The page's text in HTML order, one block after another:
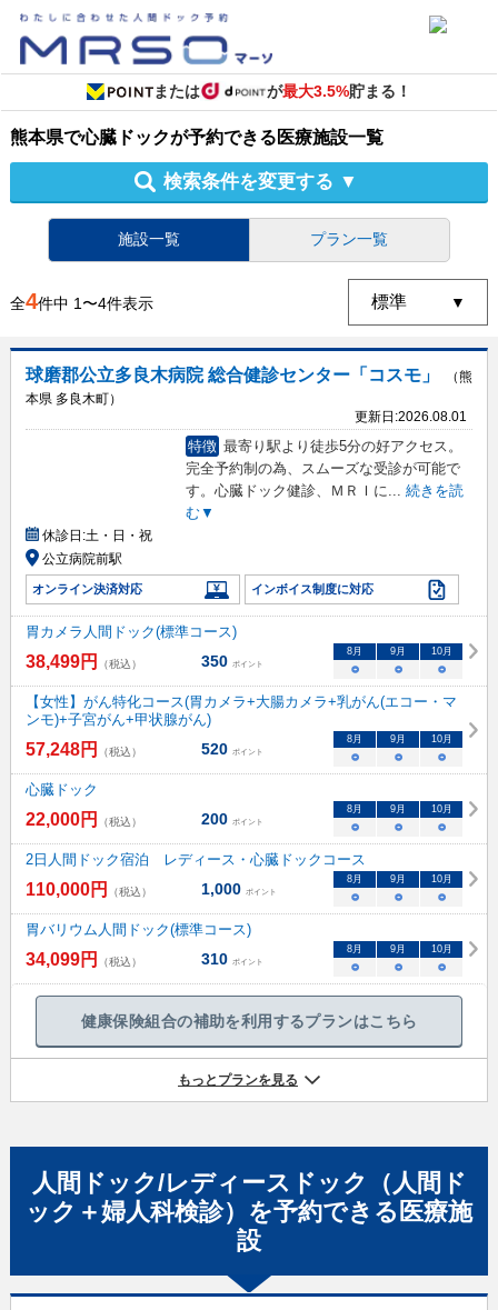
または が最大3.5%貯まる！
熊本県で心臓ドックが予約できる医療施設一覧
検索条件を変更する ▼
施設一覧 プラン一覧
全4件中 1〜4件表示
球磨郡公立多良木病院 総合健診センター「コスモ」
（熊
本県 多良木町）
更新日:2026.08.01
特徴 最寄り駅より徒歩5分の好アクセス。
完全予約制の為、スムーズな受診が可能で
す。心臓ドック健診、ＭＲＩに... 続きを読
む▼
休診日:土・日・祝
公立病院前駅
オンライン決済対応 インボイス制度に対応
胃カメラ人間ドック(標準コース)
38,499円 （税込） 350 ポイント
8月 9月 10月
○ ○ ○
【女性】がん特化コース(胃カメラ+大腸カメラ+乳がん(エコー・マ
ンモ)+子宮がん+甲状腺がん)
57,248円 （税込） 520 ポイント
8月 9月 10月
○ ○ ○
心臓ドック
22,000円 （税込） 200 ポイント
8月 9月 10月
○ ○ ○
2日人間ドック宿泊 レディース・心臓ドックコース
110,000円 （税込） 1,000 ポイント
8月 9月 10月
○ ○ ○
胃バリウム人間ドック(標準コース)
34,099円 （税込） 310 ポイント
8月 9月 10月
○ ○ ○
健康保険組合の補助を利用するプランはこちら
もっとプランを見る
人間ドック/レディースドック（人間ド
ック＋婦人科検診） を予約できる 医療施
設